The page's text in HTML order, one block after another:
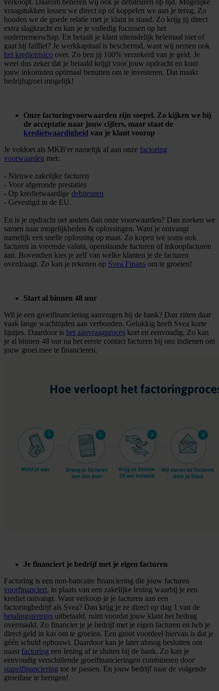
verkoopt. Daarom beheren wij ook je debiteuren op tijd. Mogelijke
vraagstukken lossen we direct op of koppelen we aan je terug. Zo
houden we de goede relatie met je klant in stand. Zo krijg jij direct
extra slagkracht en kan je je volledig focussen op het
ondernemerschap. En betaalt je klant uiteindelijk helemaal niet of
gaat hij failliet? Je werkkapitaal is beschermd, want wij nemen ook
het kredietrisico over. Zo ben jij 100% verzekerd van je geld. Je
weet dus zeker dat je betaald krijgt voor jouw opdracht en kunt
jouw inkomsten optimaal benutten om te investeren. Dat maakt
bedrijfsgroei mogelijk!
Onze factoringvoorwaarden zijn soepel. Zo kijken we bij
de acceptatie naar jouw cijfers, maar staat de
kredietwaardigheid van je klant voorop
Je voldoet als MKB'er namelijk al aan onze factoring
voorwaarden met:
- Nieuwe zakelijke facturen
- Voor afgeronde prestaties
- Op kredietwaardige debiteuren
- Gevestigd in de EU.
En is je opdracht net anders dan onze voorwaarden? Dan zoeken we
samen naar mogelijkheden & oplossingen. Want je ontvangt
namelijk een snelle oplossing op maat. Zo kopen we soms ook
facturen in vreemde valuta, openstaande facturen of inkoopfacturen
aan. Bovendien kies je zelf van welke klanten je de facturen
overdraagt. Zo kan je rekenen op Svea Finans om te groeien!
Start al binnen 48 uur
Wil je een groeifinanciering aanvragen bij de bank? Dan zitten daar
vaak lange wachttijden aan verbonden. Gelukkig heeft Svea korte
lijntjes. Daardoor is het aanvraagproces kort en eenvoudig. Zo kan
je al binnen 48 uur na het eerste contact facturen bij ons indienen om
jouw groei mee te financieren.
Je financiert je bedrijf met je eigen facturen
Factoring is een non-bancaire financiering die jouw facturen
voorfinanciert, in plaats van een zakelijke lening waarbij je een
krediet ontvangt. Want verkoop je je facturen aan een
factoringbedrijf als Svea? Dan krijg je ze direct op dag 1 van de
betalingstermijn uitbetaald, ruim voordat jouw klant het bedrag
overmaakt. Zo financier je je bedrijf met je eigen facturen en heb je
direct geld in kas om te groeien. Een groot voordeel hiervan is dat je
géén schuld opbouwt. Daardoor kan je later alsnog besluiten om
naast factoring een lening af te sluiten bij de bank. Zo kan je
eenvoudig verschillende groeifinancieringen combineren door
stapelfinanciering toe te passen. En jouw bedrijf naar de volgende
groeifase te brengen!